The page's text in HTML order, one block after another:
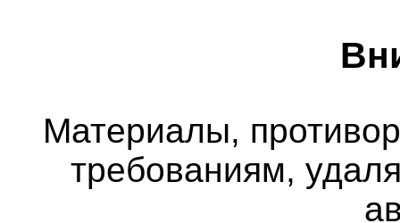
Материалы,
требованиям,